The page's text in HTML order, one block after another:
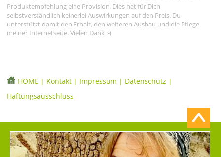
Produktempfehlung eine Provision. Dies hat für Dich
selbstverständlich keinerlei Auswirkungen auf den Preis. Du
unterstützt damit den Erhalt, den weiteren Ausbau und die Pflege
meiner Internetseite. Vielen Dank :-)
HOME | Kontakt | Impressum | Datenschutz |
Haftungsausschluss